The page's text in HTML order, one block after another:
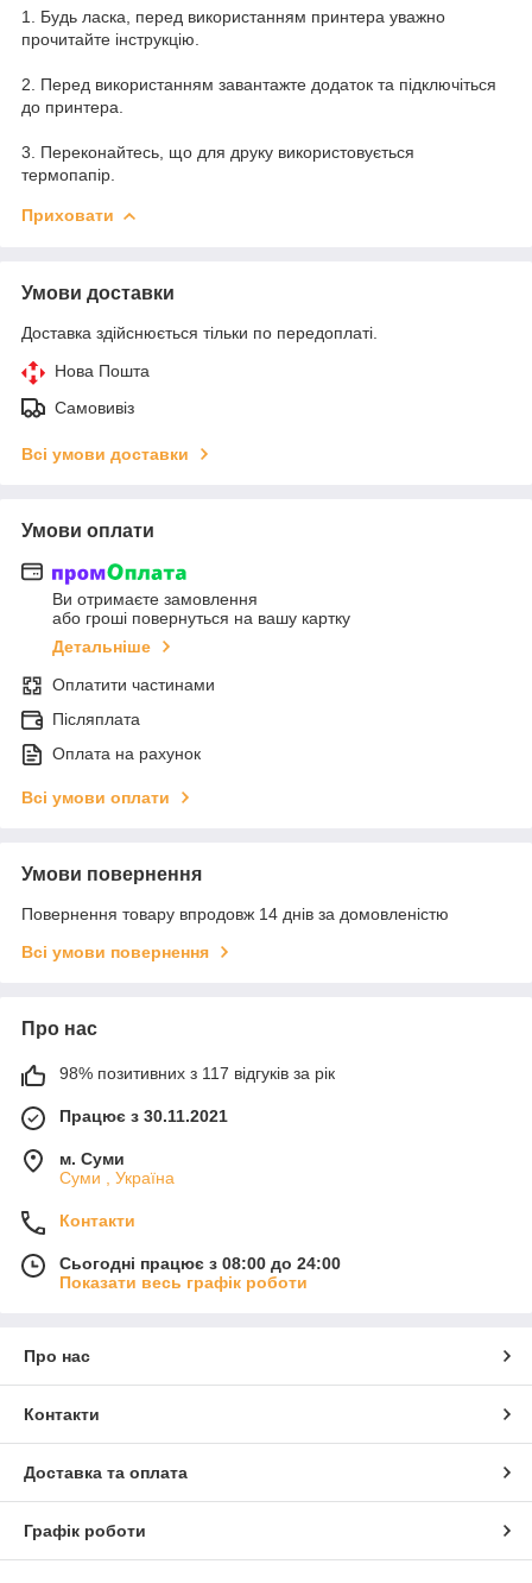
1. Будь ласка, перед використанням принтера уважно
прочитайте інструкцію.
2. Перед використанням завантажте додаток та підключіться
до принтера.
3. Переконайтесь, що для друку використовується
термопапір.
Приховати
Умови доставки
Доставка здійснюється тільки по передоплаті.
Нова Пошта
Самовивіз
Всі умови доставки
Умови оплати
Ви отримаєте замовлення
або гроші повернуться на вашу картку
Детальніше
Оплатити частинами
Післяплата
Оплата на рахунок
Всі умови оплати
Умови повернення
Повернення товару впродовж 14 днів за домовленістю
Всі умови повернення
Про нас
98% позитивних з 117 відгуків за рік
Працює з 30.11.2021
м. Суми
Суми , Україна
Контакти
Сьогодні працює з 08:00 до 24:00
Показати весь графік роботи
Про нас
Контакти
Доставка та оплата
Графік роботи